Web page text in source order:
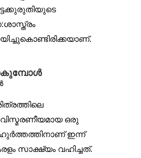
നീണ്ട ഒരു പ്രോസസ്സ്
ഒരു
ഇന്ന്
സാക്ഷ്യം വഹിച്ചത്.